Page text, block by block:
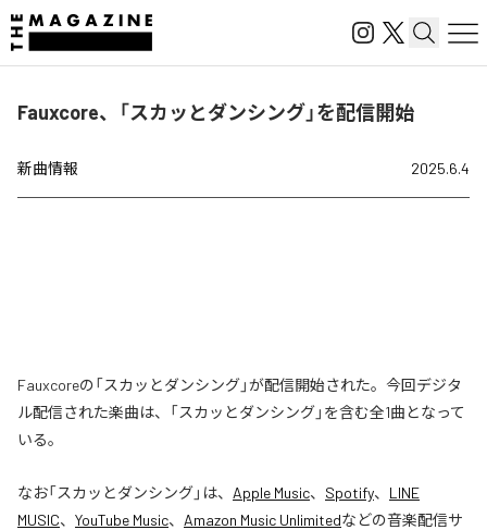
Fauxcore、「スカッとダンシング」を配信開始
新曲情報 2025.6.4
Fauxcoreの「スカッとダンシング」が配信開始された。今回デジタ
ル配信された楽曲は、「スカッとダンシング」を含む全1曲となって
いる。
なお「スカッとダンシング」は、 Apple Music、 Spotify、 LINE
MUSIC、 YouTube Music、 Amazon Music Unlimitedなどの音楽配信サ